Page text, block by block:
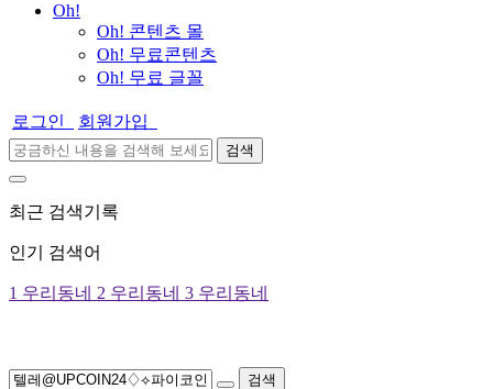
Oh!
Oh! 콘텐츠 몰
Oh! 무료콘텐츠
Oh! 무료 글꼴
로그인 회원가입
검색
최근 검색기록
인기 검색어
1 우리동네 2 우리동네 3 우리동네
검색